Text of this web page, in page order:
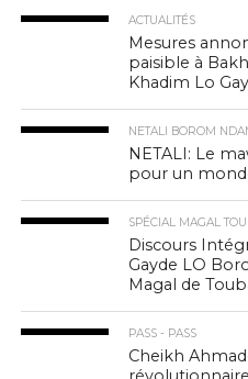
ACTUALITÉS
Mesures
paisible à
Khadim Lo
NETALI BOROM
NETALI: Le
pour un
SPÉCIAL MAGAL
Discours
Gayde LO
Magal de
PASS - PASS
Cheikh